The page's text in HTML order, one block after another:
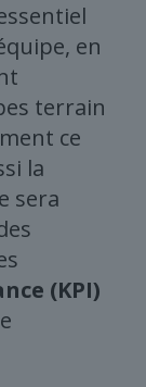
en
terrain
ce
la
sera
(KPI)